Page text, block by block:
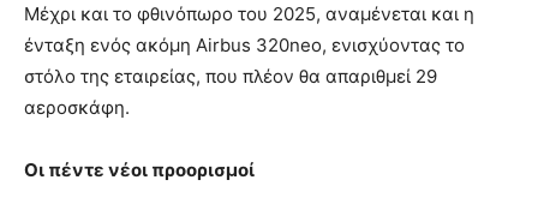
Μέχρι και το φθινόπωρο του 2025, αναμένεται και η
ένταξη ενός ακόμη Airbus 320neo, ενισχύοντας το
στόλο της εταιρείας, που πλέον θα απαριθμεί 29
αεροσκάφη.
Οι πέντε νέοι προορισμοί